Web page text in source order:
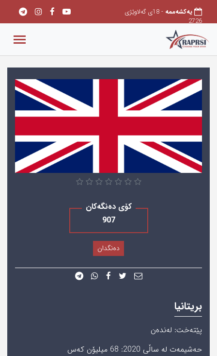
یەکشەممە
- 18ی گەلاوێژی
2726
کۆی دەنگەکان
907
دەنگدان
بریتانیا
پێته‌خت: لەندەن
حه‌شیمه‌ت له‌ ساڵی‌ 2020: 68 میلیۆن‌ كه‌س